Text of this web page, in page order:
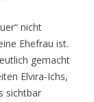
nicht
Ehefrau ist.
gemacht
Elvira-Ichs,
sichtbar